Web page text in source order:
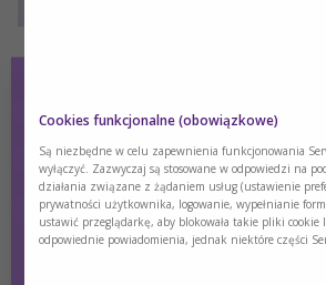
większy udział produktów naturalnych
Dostępny w 4 wersjach
opakowania – umożliwia
indywidualnych potrzeb i preferencji.
Pobierz ulotkę i poznaj
Cookies funkcjonalne (obowiązkowe)
Są niezbędne w celu zapewnienia funkcjonowania
wyłączyć. Zazwyczaj są stosowane w odpowiedzi na
działania związane z żądaniem usług (ustawienie
prywatności użytkownika, logowanie, wypełnianie
ustawić przeglądarkę, aby blokowała takie pliki cookie
odpowiednie powiadomienia, jednak niektóre części